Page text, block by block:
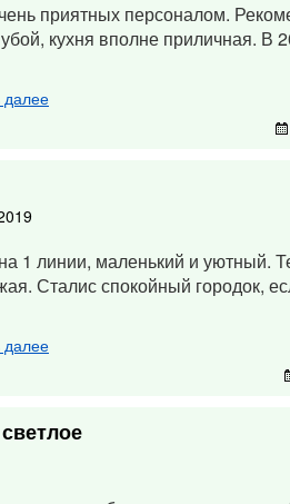
приятных персоналом.
кухня вполне приличная. В
далее
1 линии, маленький и уютный.
Сталис спокойный городок,
далее